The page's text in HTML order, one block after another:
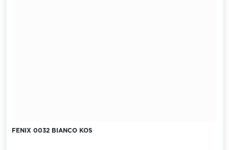
FENIX 0032 BIANCO KOS